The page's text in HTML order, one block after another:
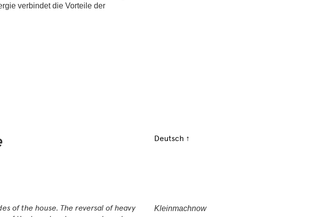
verbindet die Vorteile der
Deutsch ↑
of the house. The reversal of heavy
Kleinmachnow